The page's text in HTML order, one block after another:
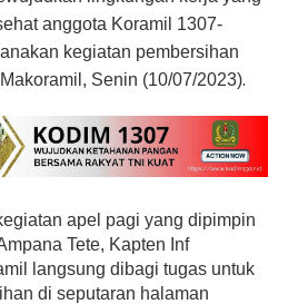
anggota Koramil 1307-
kegiatan pembersihan
Senin (10/07/2023).
apel pagi yang dipimpin
Tete, Kapten Inf
langsung dibagi tugas untuk
di seputaran halaman